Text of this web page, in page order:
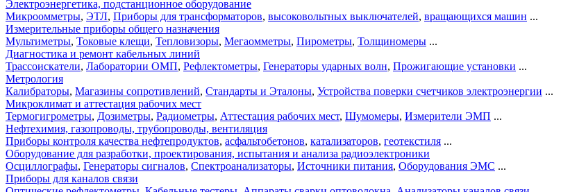
Электроэнергетика, подстанционное оборудование
Микроомметры, ЭТЛ, Приборы для трансформаторов, высоковольтных выключателей, вращающихся машин ...
Измерительные приборы общего назначения
Мультиметры, Токовые клещи, Тепловизоры, Мегаомметры, Пирометры, Толщиномеры ...
Диагностика и ремонт кабельных линий
Трассоискатели, Лаборатории ОМП, Рефлектометры, Генераторы ударных волн, Прожигающие установки ...
Метрология
Калибраторы, Магазины сопротивлений, Стандарты и Эталоны, Устройства поверки счетчиков электроэнергии ...
Микроклимат и аттестация рабочих мест
Термогигрометры, Дозиметры, Радиометры, Аттестация рабочих мест, Шумомеры, Измерители ЭМП ...
Нефтехимия, газопроводы, трубопроводы, вентиляция
Приборы контроля качества нефтепродуктов, асфальтобетонов, катализаторов, геотекстиля ...
Оборудование для разработки, проектирования, испытания и анализа радиоэлектроники
Осциллографы, Генераторы сигналов, Спектроанализаторы, Источники питания, Оборудования ЭМС ...
Приборы для каналов связи